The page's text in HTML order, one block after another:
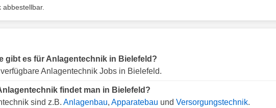
gibt es für Anlagentechnik in Bielefeld?
Anlagentechnik Jobs in Bielefeld.
findet man in Bielefeld?
sind z.B. Anlagenbau, Apparatebau und Versorgungstechnik.